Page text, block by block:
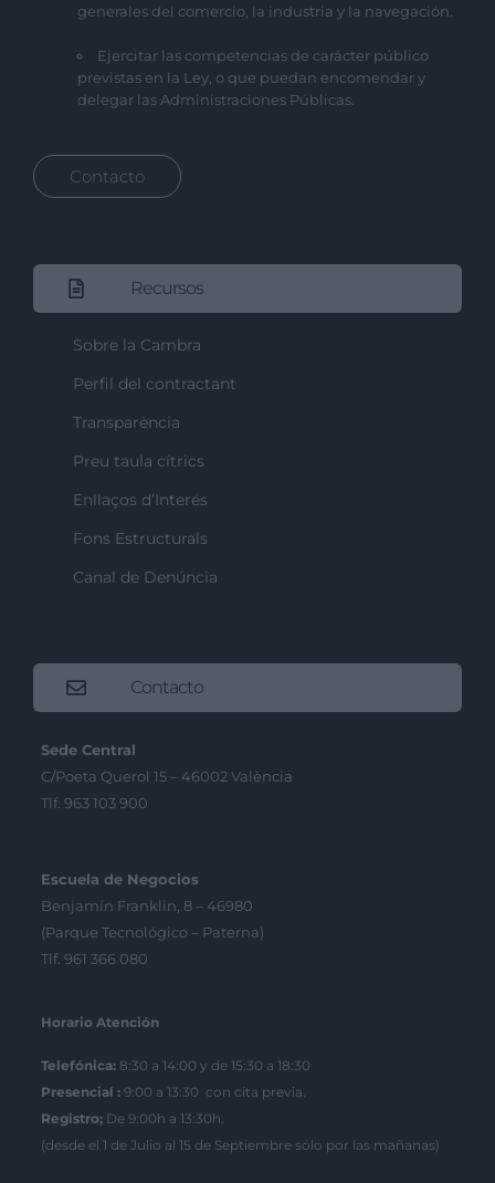
generales del comercio, la industria y la navegación.
Ejercitar las competencias de carácter público
previstas en la Ley, o que puedan encomendar y
delegar las Administraciones Públicas.
Contacto
Recursos
Sobre la Cambra
Perfil del contractant
Transparència
Preu taula cítrics
Enllaços d’Interés
Fons Estructurals
Canal de Denúncia
Contacto
Sede Central
C/Poeta Querol 15 – 46002 València
Tlf. 963 103 900
Escuela de Negocios
Benjamín Franklin, 8 – 46980
(Parque Tecnológico – Paterna)
Tlf. 961 366 080
Horario Atención
Telefónica: 8:30 a 14:00 y de 15:30 a 18:30
Presencial : 9:00 a 13:30 con cita previa.
Registro; De 9:00h a 13:30h.
(desde el 1 de Julio al 15 de Septiembre sólo por las mañanas)